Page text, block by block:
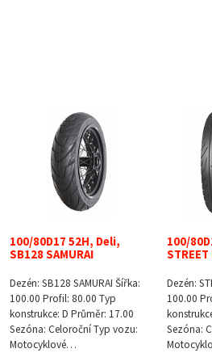
100/80D17 52H, Deli,
SB128 SAMURAI
Dezén: SB128 SAMURAI Šířka:
100.00 Profil: 80.00 Typ
konstrukce: D Průměr: 17.00
Sezóna: Celoroční Typ vozu:
Motocyklové…
100/
STREET
Dezén:
100.00
Sezóna: